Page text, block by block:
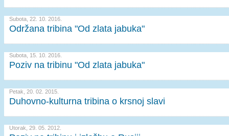
Subota, 22. 10. 2016.
Održana tribina "Od zlata jabuka"
Subota, 15. 10. 2016.
Poziv na tribinu "Od zlata jabuka"
Petak, 20. 02. 2015.
Duhovno-kulturna tribina o krsnoj slavi
Utorak, 29. 05. 2012.